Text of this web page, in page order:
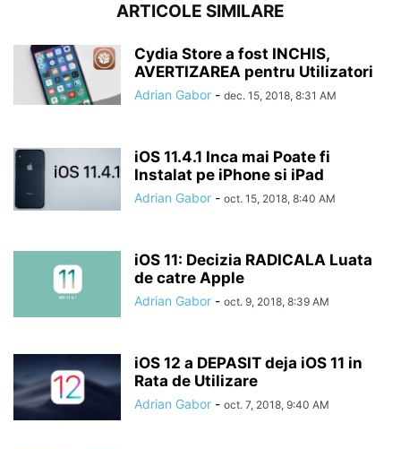
ARTICOLE SIMILARE
Cydia Store a fost INCHIS,
AVERTIZAREA pentru Utilizatori
Adrian Gabor - dec. 15, 2018, 8:31 AM
iOS 11.4.1 Inca mai Poate fi
Instalat pe iPhone si iPad
Adrian Gabor - oct. 15, 2018, 8:40 AM
iOS 11: Decizia RADICALA Luata
de catre Apple
Adrian Gabor - oct. 9, 2018, 8:39 AM
iOS 12 a DEPASIT deja iOS 11 in
Rata de Utilizare
Adrian Gabor - oct. 7, 2018, 9:40 AM